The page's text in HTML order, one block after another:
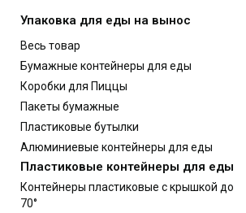
Упаковка для еды на вынос
Весь товар
Бумажные контейнеры для еды
Коробки для Пиццы
Пакеты бумажные
Пластиковые бутылки
Алюминиевые контейнеры для еды
Пластиковые контейнеры для еды
Контейнеры пластиковые с крышкой до
70°